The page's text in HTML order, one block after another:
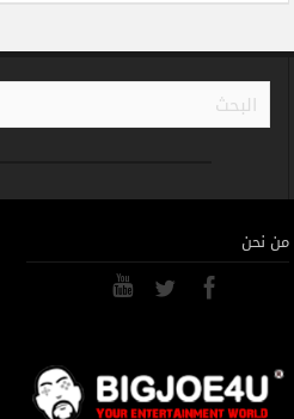
من نحن